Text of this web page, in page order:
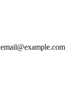
email@example.com